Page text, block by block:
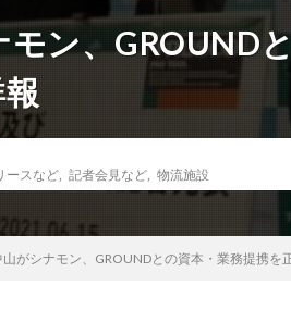
ン、GROUND
ースなど 記者会見など 物流施設
山がシナモン、GROUNDとの資本・業務提携